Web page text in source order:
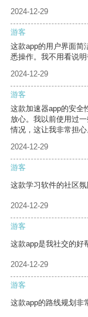
2024-12-29
游客
这款app的用户界面简
悉操作。我不用看说明
2024-12-29
游客
这款加速器app的安全
放心。我以前使用过
情况，这让我非常担心
2024-12-29
游客
这款学习软件的社区
2024-12-29
游客
这款app是我社交的好
2024-12-29
游客
这款app的路线规划非